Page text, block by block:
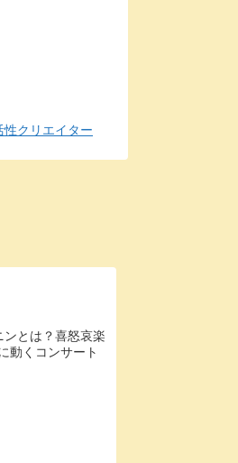
性クリエイター
ンとは？喜怒哀楽
動くコンサート